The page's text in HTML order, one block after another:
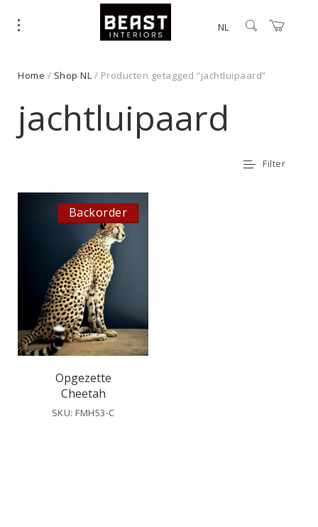
NL
Home / Shop NL / Producten getagged “jachtluipaard”
jachtluipaard
Filter
Backorder
Opgezette
Cheetah
SKU: FMH53-C